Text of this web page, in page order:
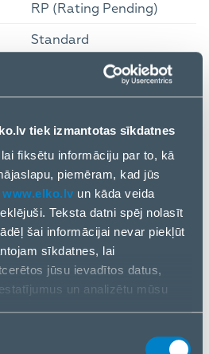
tiek izmantotas sīkdatnes
fiksētu informāciju par to, kā
piemēram, kad jūs
www.elko.lv un kāda veida
Teksta datni spēj nolasīt
šai informācijai nevar piekļūt
sīkdatnes, lai
jūsu ievadītos datus,
un analizētu mūsu
saziņas līdzekļu,
RP (Rating Pending)
Standard
The Crew
English
32
32
Blu-ray
Yes